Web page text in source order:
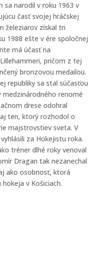
sa narodil v roku 1963 v
časť svojej hráčskej
železiarov získal tri
1988 ešte v ére spoločnej
má účasť na
pričom z tej
bronzovou medailou.
republiky sa stal súčasťou
medzinárodného renomé
drese odohral
ten, ktorý rozhodol o
majstrovstiev sveta. V
za Hokejistu roka.
tréner dlhé roky venoval
Dragan tak nezanechal
ako osobnosť, ktorá
v Košiciach.